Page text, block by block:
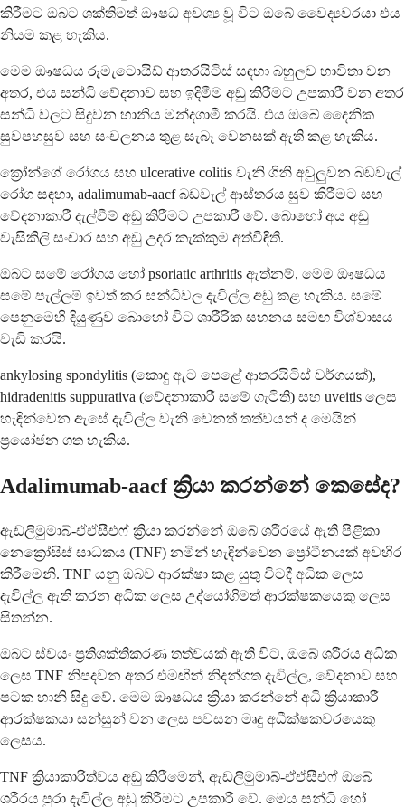
කිරීමට ඔබට ශක්තිමත් ඖෂධ අවශ්‍ය වූ විට ඔබේ වෛද්‍යවරයා එය
නියම කළ හැකිය.
මෙම ඖෂධය රූමැටොයිඩ් ආතරයිටිස් සඳහා බහුලව භාවිතා වන
අතර, එය සන්ධි වේදනාව සහ ඉදිමීම අඩු කිරීමට උපකාරී වන අතර
සන්ධි වලට සිදුවන හානිය මන්දගාමී කරයි. එය ඔබේ දෛනික
සුවපහසුව සහ සංචලනය තුළ සැබෑ වෙනසක් ඇති කළ හැකිය.
ක්‍රෝන්ගේ රෝගය සහ ulcerative colitis වැනි ගිනි අවුලුවන බඩවැල්
රෝග සඳහා, adalimumab-aacf බඩවැල් ආස්තරය සුව කිරීමට සහ
වේදනාකාරී දැල්වීම් අඩු කිරීමට උපකාරී වේ. බොහෝ අය අඩු
වැසිකිලි සංචාර සහ අඩු උදර කැක්කුම අත්විඳිති.
ඔබට සමේ රෝගය හෝ psoriatic arthritis ඇත්නම්, මෙම ඖෂධය
සමේ පැල්ලම් ඉවත් කර සන්ධිවල දැවිල්ල අඩු කළ හැකිය. සමේ
පෙනුමෙහි දියුණුව බොහෝ විට ශාරීරික සහනය සමඟ විශ්වාසය
වැඩි කරයි.
ankylosing spondylitis (කොඳු ඇට පෙළේ ආතරයිටිස් වර්ගයක්),
hidradenitis suppurativa (වේදනාකාරී සමේ ගැටිති) සහ uveitis ලෙස
හැඳින්වෙන ඇසේ දැවිල්ල වැනි වෙනත් තත්වයන් ද මෙයින්
ප්‍රයෝජන ගත හැකිය.
Adalimumab-aacf ක්‍රියා කරන්නේ කෙසේද?
ඇඩලිමුමාබ්-ඒඒසීඑෆ් ක්‍රියා කරන්නේ ඔබේ ශරීරයේ ඇති පිළිකා
නෙක්‍රෝසිස් සාධකය (TNF) නමින් හැඳින්වෙන ප්‍රෝටීනයක් අවහිර
කිරීමෙනි. TNF යනු ඔබව ආරක්ෂා කළ යුතු විටදී අධික ලෙස
දැවිල්ල ඇති කරන අධික ලෙස උද්යෝගිමත් ආරක්ෂකයෙකු ලෙස
සිතන්න.
ඔබට ස්වයං ප්‍රතිශක්තිකරණ තත්වයක් ඇති විට, ඔබේ ශරීරය අධික
ලෙස TNF නිපදවන අතර එමඟින් නිදන්ගත දැවිල්ල, වේදනාව සහ
පටක හානි සිදු වේ. මෙම ඖෂධය ක්‍රියා කරන්නේ අධි ක්‍රියාකාරී
ආරක්ෂකයා සන්සුන් වන ලෙස පවසන මෘදු අධීක්ෂකවරයෙකු
ලෙසය.
TNF ක්‍රියාකාරිත්වය අඩු කිරීමෙන්, ඇඩලිමුමාබ්-ඒඒසීඑෆ් ඔබේ
ශරීරය පුරා දැවිල්ල අඩු කිරීමට උපකාරී වේ. මෙය සන්ධි හෝ